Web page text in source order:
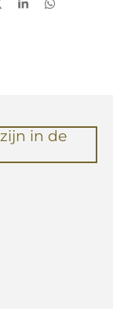
S
D
in de